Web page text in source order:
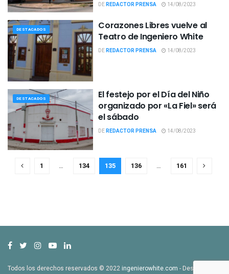
DEREDACTOR PRENSA 14/08/2023
DESTACADOS
Corazones Libres vuelve al
Teatro de Ingeniero White
DEREDACTOR PRENSA 14/08/2023
DESTACADOS
El festejo por el Día del Niño
organizado por «La Fiel» será
el sábado
DEREDACTOR PRENSA 14/08/2023
1 … 134 135 136 … 161
Todos los derechos reservados © 2022ingenierowhite.com - Desarrollado